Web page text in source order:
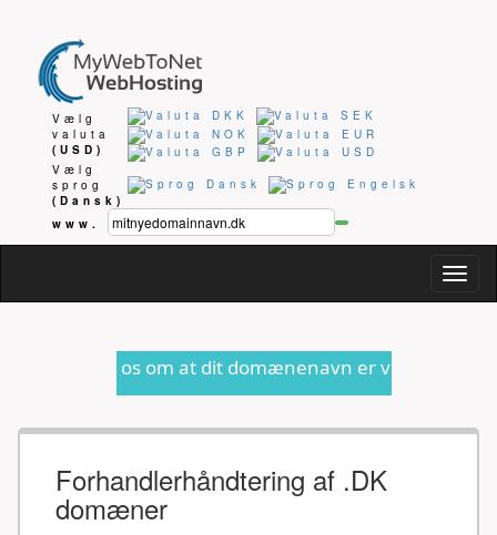
Vælg
valuta
(USD)
Vælg
sprog
(Dansk)
www.
om at dit domænenavn er ved at udløbe eller
Forhandlerhåndtering af .DK
domæner